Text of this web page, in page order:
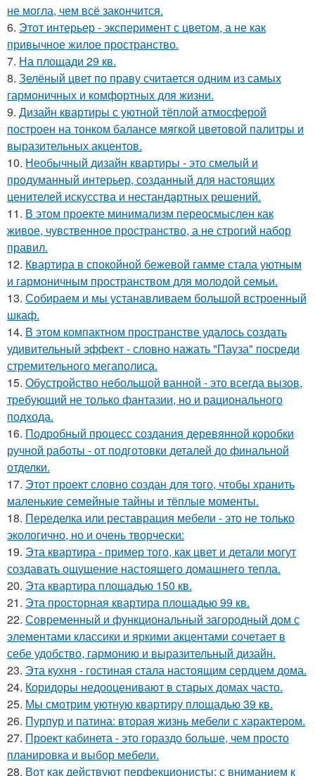
не могла, чем всё закончится.
6. Этот интерьер - эксперимент с цветом, а не как
привычное жилое пространство.
7. На площади 29 кв.
8. Зелёный цвет по праву считается одним из самых
гармоничных и комфортных для жизни.
9. Дизайн квартиры с уютной тёплой атмосферой
построен на тонком балансе мягкой цветовой палитры и
выразительных акцентов.
10. Необычный дизайн квартиры - это смелый и
продуманный интерьер, созданный для настоящих
ценителей искусства и нестандартных решений.
11. В этом проекте минимализм переосмыслен как
живое, чувственное пространство, а не строгий набор
правил.
12. Квартира в спокойной бежевой гамме стала уютным
и гармоничным пространством для молодой семьи.
13. Собираем и мы устанавливаем большой встроенный
шкаф.
14. В этом компактном пространстве удалось создать
удивительный эффект - словно нажать "Пауза" посреди
стремительного мегаполиса.
15. Обустройство небольшой ванной - это всегда вызов,
требующий не только фантазии, но и рационального
подхода.
16. Подробный процесс создания деревянной коробки
ручной работы - от подготовки деталей до финальной
отделки.
17. Этот проект словно создан для того, чтобы хранить
маленькие семейные тайны и тёплые моменты.
18. Переделка или реставрация мебели - это не только
экологично, но и очень творчески:
19. Эта квартира - пример того, как цвет и детали могут
создавать ощущение настоящего домашнего тепла.
20. Эта квартира площадью 150 кв.
21. Эта просторная квартира площадью 99 кв.
22. Современный и функциональный загородный дом с
элементами классики и яркими акцентами сочетает в
себе удобство, гармонию и выразительный дизайн.
23. Эта кухня - гостиная стала настоящим сердцем дома.
24. Коридоры недооценивают в старых домах часто.
25. Мы смотрим уютную квартиру площадью 39 кв.
26. Пурпур и патина: вторая жизнь мебели с характером.
27. Проект кабинета - это гораздо больше, чем просто
планировка и выбор мебели.
28. Вот как действуют перфекционисты: с вниманием к